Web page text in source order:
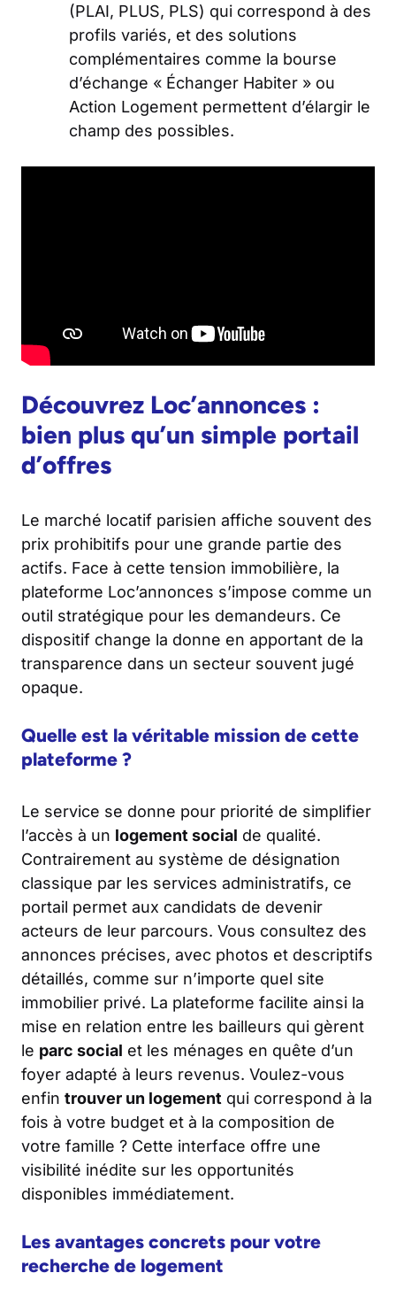
(PLAI, PLUS, PLS) qui correspond à des
profils variés, et des solutions
complémentaires comme la bourse
d’échange « Échanger Habiter » ou
Action Logement permettent d’élargir le
champ des possibles.
Découvrez Loc’annonces :
bien plus qu’un simple portail
d’offres
Le marché locatif parisien affiche souvent des
prix prohibitifs pour une grande partie des
actifs. Face à cette tension immobilière, la
plateforme Loc’annonces s’impose comme un
outil stratégique pour les demandeurs. Ce
dispositif change la donne en apportant de la
transparence dans un secteur souvent jugé
opaque.
Quelle est la véritable mission de cette
plateforme ?
Le service se donne pour priorité de simplifier
l’accès à un logement social de qualité.
Contrairement au système de désignation
classique par les services administratifs, ce
portail permet aux candidats de devenir
acteurs de leur parcours. Vous consultez des
annonces précises, avec photos et descriptifs
détaillés, comme sur n’importe quel site
immobilier privé. La plateforme facilite ainsi la
mise en relation entre les bailleurs qui gèrent
le parc social et les ménages en quête d’un
foyer adapté à leurs revenus. Voulez-vous
enfin trouver un logement qui correspond à la
fois à votre budget et à la composition de
votre famille ? Cette interface offre une
visibilité inédite sur les opportunités
disponibles immédiatement.
Les avantages concrets pour votre
recherche de logement